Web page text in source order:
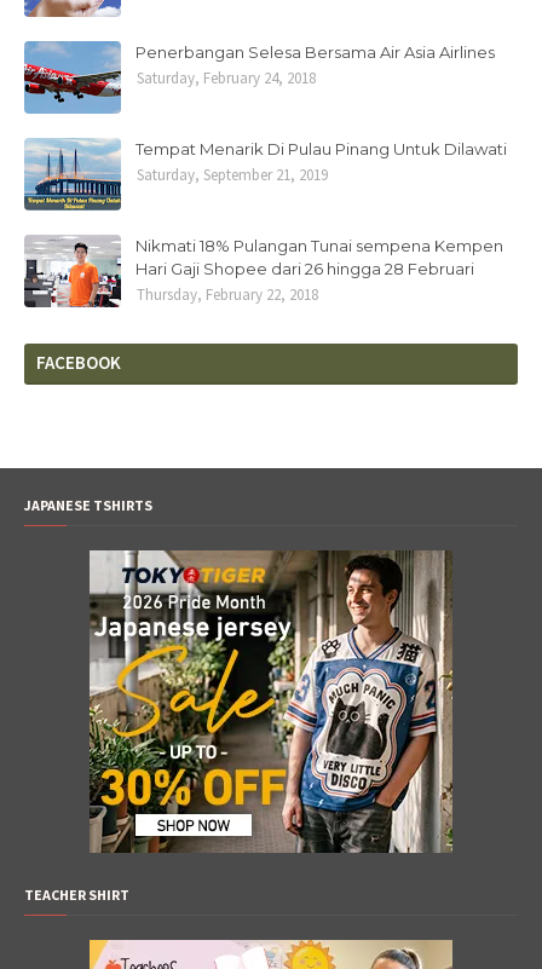
Penerbangan Selesa Bersama Air Asia Airlines
Saturday, February 24, 2018
Tempat Menarik Di Pulau Pinang Untuk Dilawati
Saturday, September 21, 2019
Nikmati 18% Pulangan Tunai sempena Kempen
Hari Gaji Shopee dari 26 hingga 28 Februari
Thursday, February 22, 2018
FACEBOOK
JAPANESE TSHIRTS
TEACHER SHIRT